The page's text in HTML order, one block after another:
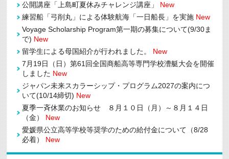
公開講座「上島町夏休みチャレンジ講座」
New
練習船「弓削丸」による体験航海「一日船長」を実施 New
Voyage Scholarship Program第一期の募集について(9/30ま
で) New
留学生による母国紹介が行われました。 New
7月19日（日）第61回全国商船高等専門学校漕艇大会を開催
しました New
ジャパン未来スカラーシップ・プログラム2027の案内につ
いて(10/14締切) New
夏季一斉休業のお知らせ ８月１０日（月）～８月１４日
（金） New
愛媛県公立高等学校等奨学のための給付金について（8/28
必着） New